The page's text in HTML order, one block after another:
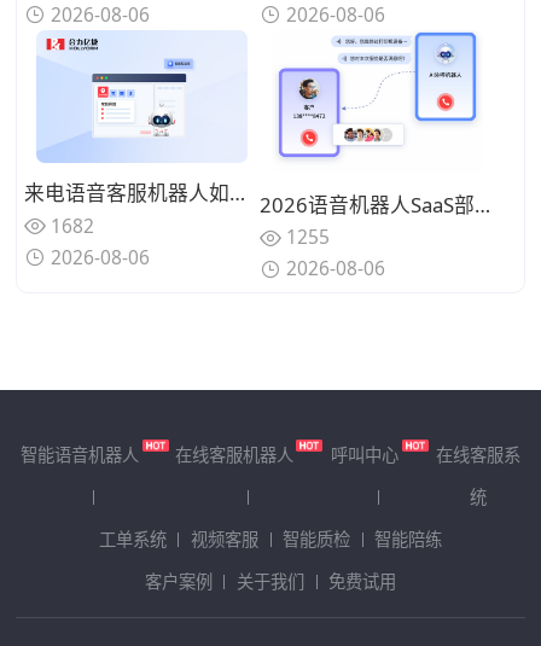
2026-08-06
2026-08-06
来电语音客服机器人如何对接企业固话？完整搭建步骤
1682
2026-08-06
2026语音机器人SaaS部署，破解企业外呼高额成本难题
1255
2026-08-06
智能语音机器人 在线客服机器人 呼叫中心
在线客服系
统
工单系统
视频客服 智能质检
智能陪练
客户案例
关于我们 免费试用